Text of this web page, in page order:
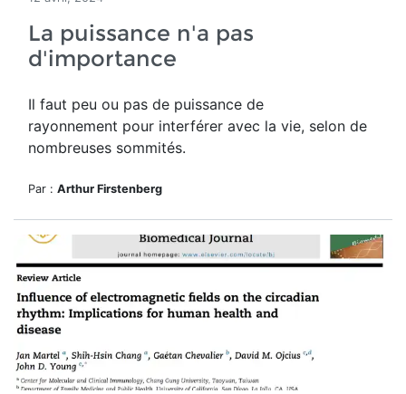
La puissance n'a pas
d'importance
Il faut peu ou pas de puissance de
rayonnement pour interférer avec la vie, selon de
nombreuses sommités.
Par : Arthur Firstenberg